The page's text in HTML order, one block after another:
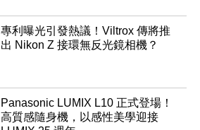
專利曝光引發熱議！Viltrox 傳將推
出 Nikon Z 接環無反光鏡相機？
Panasonic LUMIX L10 正式登場！
高質感隨身機，以感性美學迎接